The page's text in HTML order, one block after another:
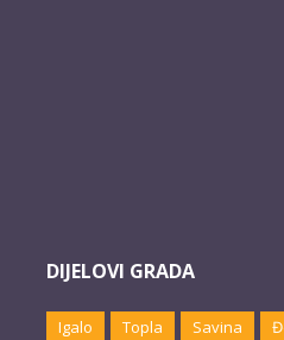
DIJELOVI GRADA
Igalo Topla Savina